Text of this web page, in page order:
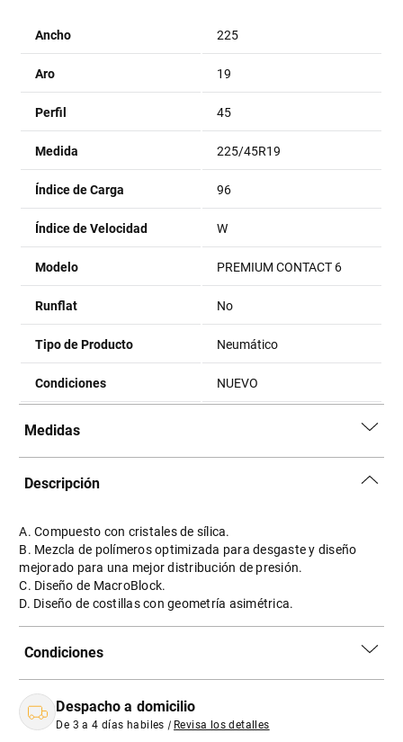
Ancho 225
Aro 19
Perfil 45
Medida 225/45R19
Índice de Carga 96
Índice de Velocidad W
Modelo PREMIUM CONTACT 6
Runflat No
Tipo de Producto Neumático
Condiciones NUEVO
Medidas
Descripción
A. Compuesto con cristales de sílica.
B. Mezcla de polímeros optimizada para desgaste y diseño
mejorado para una mejor distribución de presión.
C. Diseño de MacroBlock.
D. Diseño de costillas con geometría asimétrica.
Condiciones
Despacho a domicilio
De 3 a 4 días habiles | Revisa los detalles